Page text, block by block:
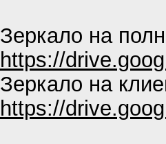
Зеркало на
https://
Зеркало на
https://